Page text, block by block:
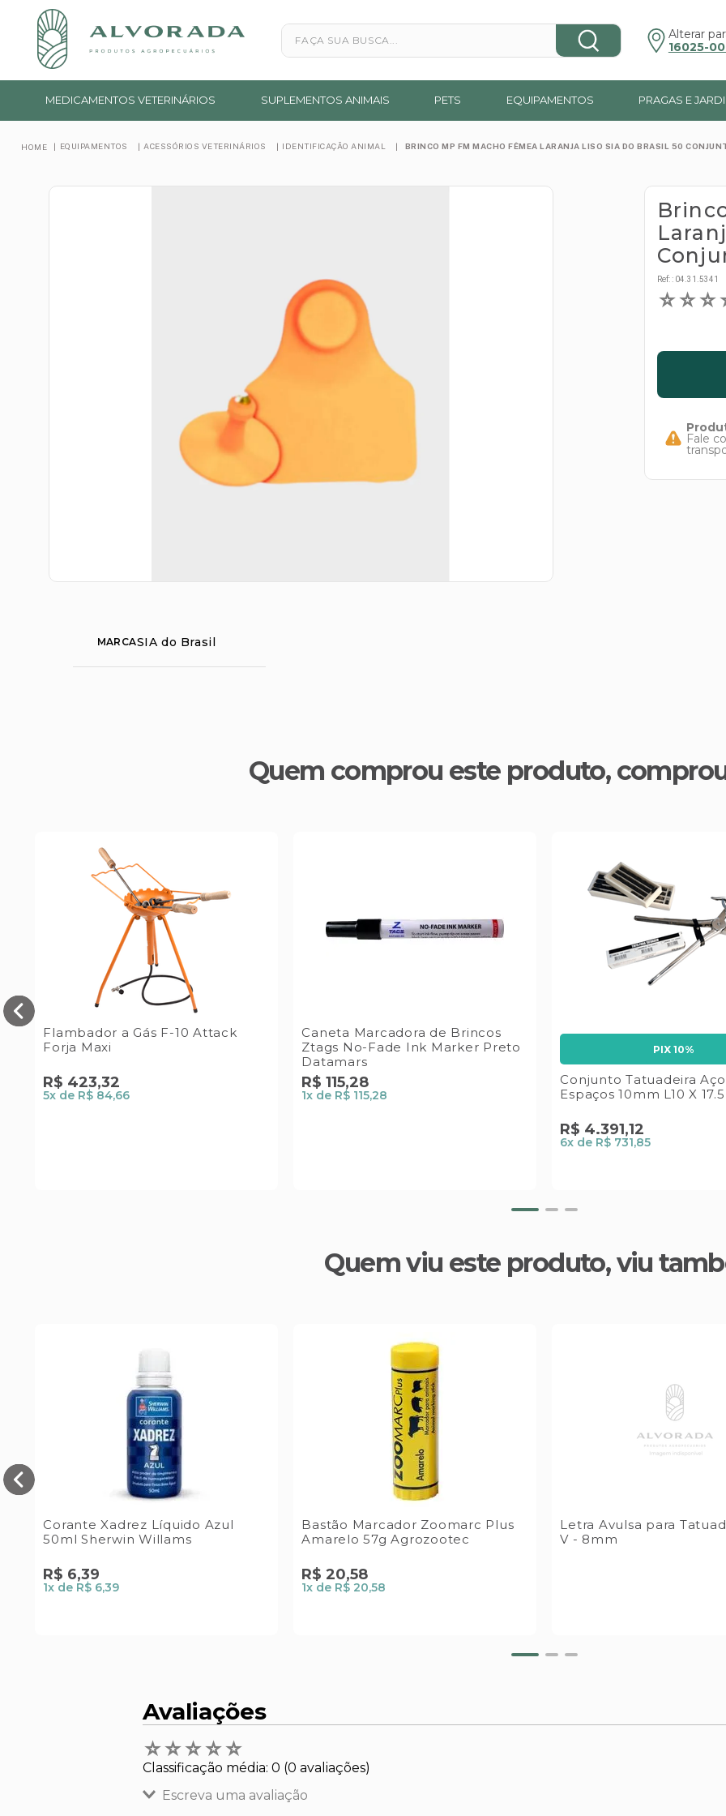
Faça sua busca...
Alterar
16025-
MEDICAMENTOS VETERINÁRIOS SUPLEMENTOS ANIMAIS PETS EQUIPAMENTOS PRAGAS E
EQUIPAMENTOS ACESSÓRIOS VETERINÁRIOS IDENTIFICAÇÃO ANIMAL BRINCO MP FM MACHO FÊMEA LARANJA LISO SIA DO BRASIL 50
MARCASIA do Brasil
Ref: : 04.31.5341
☆☆☆
Fale
Quem comprou este produto,
Flambador a Gás F-10 Attack
Forja Maxi
R$ 423,32
5x de R$ 84,66
Caneta Marcadora de Brincos
Ztags No-Fade Ink Marker Preto
Datamars
R$ 115,28
1x de R$ 115,28
PIX 10%
Conjunto Tatuadeira
Espaços 10mm L10 X 17.5
R$ 4.391,12
6x de R$ 731,85
Quem viu este produto, viu
Corante Xadrez Líquido Azul
50ml Sherwin Willams
R$ 6,39
1x de R$ 6,39
Bastão Marcador Zoomarc Plus
Amarelo 57g Agrozootec
R$ 20,58
1x de R$ 20,58
Letra Avulsa para
V - 8mm
Avaliações
☆☆☆☆☆
Classificação média: 0 (0 avaliações)
Escreva uma avaliação